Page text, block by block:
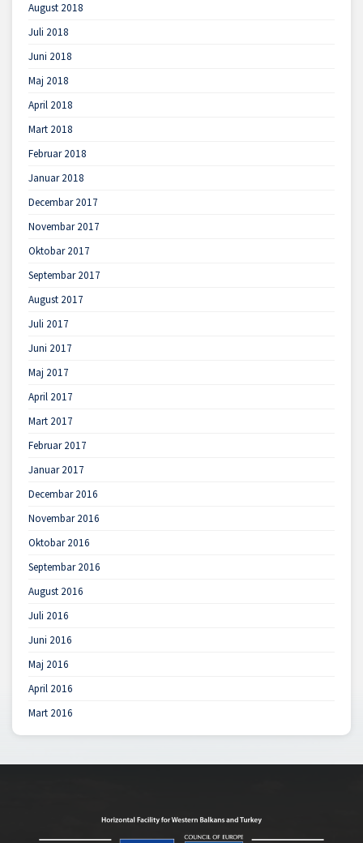
August 2018
Juli 2018
Juni 2018
Maj 2018
April 2018
Mart 2018
Februar 2018
Januar 2018
Decembar 2017
Novembar 2017
Oktobar 2017
Septembar 2017
August 2017
Juli 2017
Juni 2017
Maj 2017
April 2017
Mart 2017
Februar 2017
Januar 2017
Decembar 2016
Novembar 2016
Oktobar 2016
Septembar 2016
August 2016
Juli 2016
Juni 2016
Maj 2016
April 2016
Mart 2016